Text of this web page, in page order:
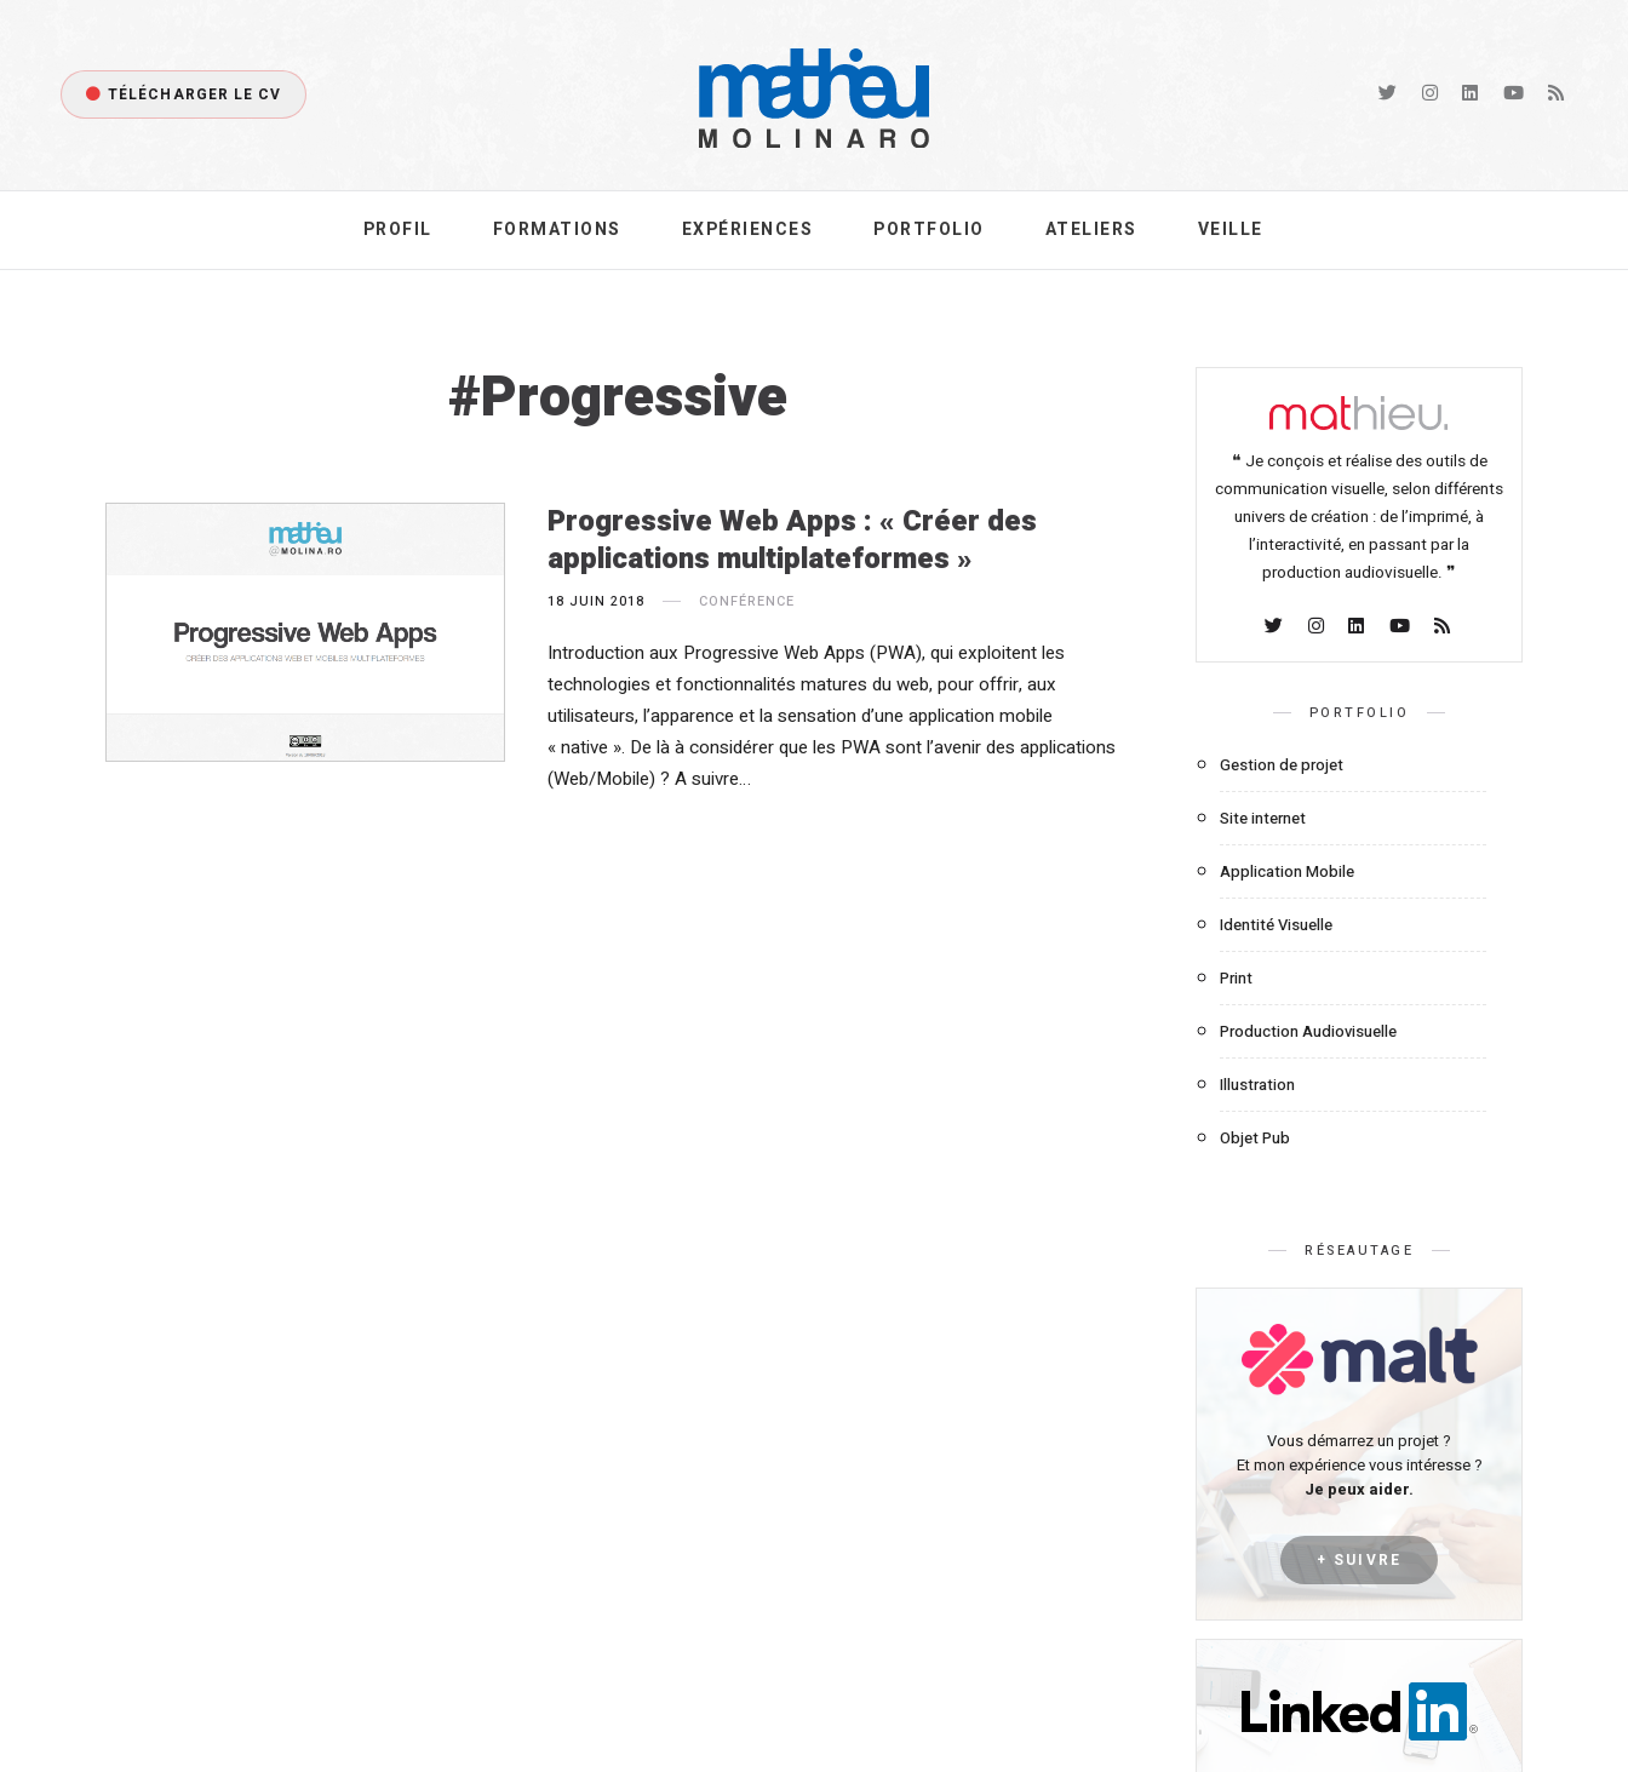
TÉLÉCHARGER LE CV
PROFIL FORMATIONS EXPÉRIENCES PORTFOLIO ATELIERS VEILLE
Tag:
Progressive
Progressive Web Apps : « Créer des
applications multiplateformes »
18 JUIN 2018 CONFÉRENCE
Introduction aux Progressive Web Apps (PWA), qui exploitent les
technologies et fonctionnalités matures du web, pour offrir, aux
utilisateurs, l’apparence et la sensation d’une application mobile
« native ». De là à considérer que les PWA sont l’avenir des applications
(Web/Mobile) ? A suivre…
❝ Je conçois et réalise des outils de
communication visuelle, selon différents
univers de création : de l’imprimé, à
l’interactivité, en passant par la
production audiovisuelle. ❞
PORTFOLIO
Gestion de projet
Site internet
Application Mobile
Identité Visuelle
Print
Production Audiovisuelle
Illustration
Objet Pub
RÉSEAUTAGE
Vous démarrez un projet ?
Et mon expérience vous intéresse ?
Je peux aider.
+ SUIVRE